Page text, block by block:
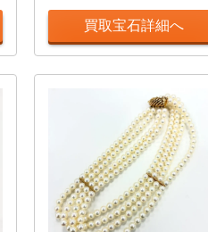
買取宝石詳細へ